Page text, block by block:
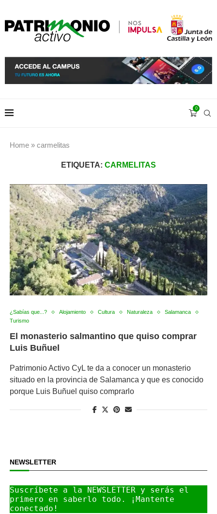
0
Home » carmelitas
ETIQUETA: CARMELITAS
¿Sabías que...? Alojamiento Cultura Naturaleza
Salamanca
Turismo
El monasterio salmantino que quiso comprar
Luis Buñuel
Patrimonio Activo CyL te da a conocer un monasterio
situado en la provincia de Salamanca y que es conocido
porque Luis Buñuel quiso comprarlo
NEWSLETTER
Suscríbete a la NEWSLETTER y serás el
primero en saberlo todo. ¡Mantente
conectado!